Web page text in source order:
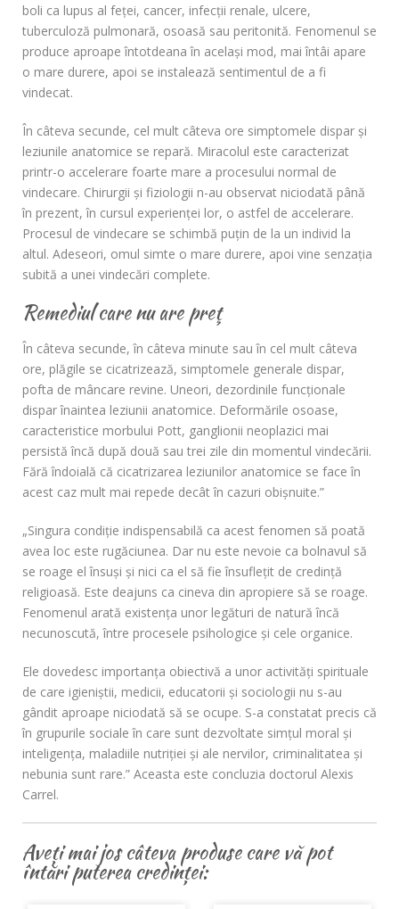
boli ca lupus al feţei, cancer, infecţii renale, ulcere,
tuberculoză pulmonară, osoasă sau peritonită. Fenomenul se
produce aproape întotdeana în acelaşi mod, mai întâi apare
o mare durere, apoi se instalează sentimentul de a fi
vindecat.
În câteva secunde, cel mult câteva ore simptomele dispar şi
leziunile anatomice se repară. Miracolul este caracterizat
printr-o accelerare foarte mare a procesului normal de
vindecare. Chirurgii şi fiziologii n-au observat niciodată până
în prezent, în cursul experienţei lor, o astfel de accelerare.
Procesul de vindecare se schimbă puţin de la un individ la
altul. Adeseori, omul simte o mare durere, apoi vine senzaţia
subită a unei vindecări complete.
Remediul care nu are preţ
În câteva secunde, în câteva minute sau în cel mult câteva
ore, plăgile se cicatrizează, simptomele generale dispar,
pofta de mâncare revine. Uneori, dezordinile funcţionale
dispar înaintea leziunii anatomice. Deformările osoase,
caracteristice morbului Pott, ganglionii neoplazici mai
persistă încă după două sau trei zile din momentul vindecării.
Fără îndoială că cicatrizarea leziunilor anatomice se face în
acest caz mult mai repede decât în cazuri obişnuite.”
„Singura condiţie indispensabilă ca acest fenomen să poată
avea loc este rugăciunea. Dar nu este nevoie ca bolnavul să
se roage el însuşi şi nici ca el să fie însufleţit de credinţă
religioasă. Este deajuns ca cineva din apropiere să se roage.
Fenomenul arată existenţa unor legături de natură încă
necunoscută, între procesele psihologice şi cele organice.
Ele dovedesc importanţa obiectivă a unor activităţi spirituale
de care igieniştii, medicii, educatorii şi sociologii nu s-au
gândit aproape niciodată să se ocupe. S-a constatat precis că
în grupurile sociale în care sunt dezvoltate simţul moral şi
inteligenţa, maladiile nutriţiei şi ale nervilor, criminalitatea şi
nebunia sunt rare.” Aceasta este concluzia doctorul Alexis
Carrel.
Aveți mai jos câteva produse care vă pot
întări puterea credinței: